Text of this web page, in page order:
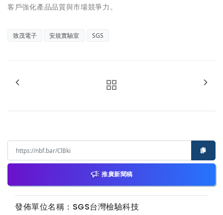
客戶強化產品品質與市場競爭力。
致茂電子 安規實驗室 SGS
推廣新聞稿
發佈單位名稱：SGS台灣檢驗科技